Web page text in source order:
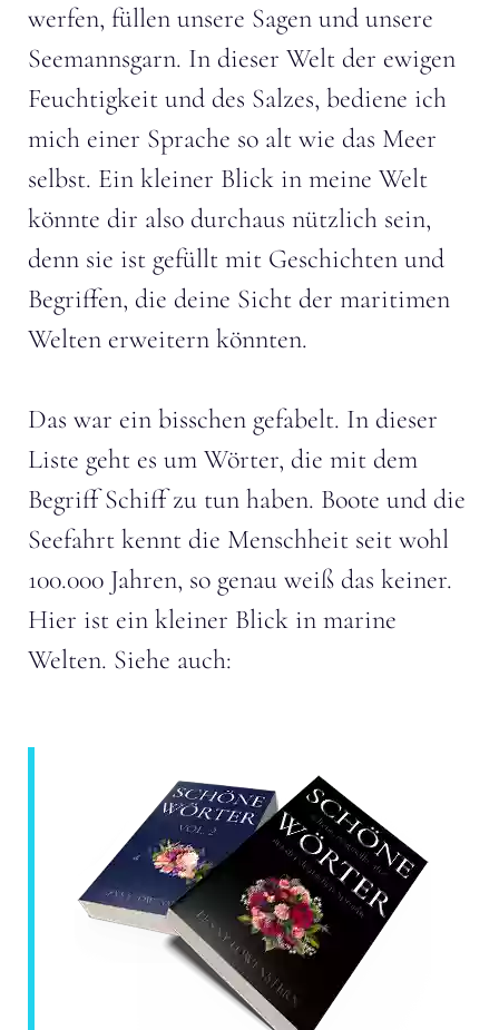
werfen, füllen unsere Sagen und unsere
Seemannsgarn. In dieser Welt der ewigen
Feuchtigkeit und des Salzes, bediene ich
mich einer Sprache so alt wie das Meer
selbst. Ein kleiner Blick in meine Welt
könnte dir also durchaus nützlich sein,
denn sie ist gefüllt mit Geschichten und
Begriffen, die deine Sicht der maritimen
Welten erweitern könnten.
Das war ein bisschen gefabelt. In dieser
Liste geht es um Wörter, die mit dem
Begriff Schiff zu tun haben. Boote und die
Seefahrt kennt die Menschheit seit wohl
100.000 Jahren, so genau weiß das keiner.
Hier ist ein kleiner Blick in marine
Welten. Siehe auch: